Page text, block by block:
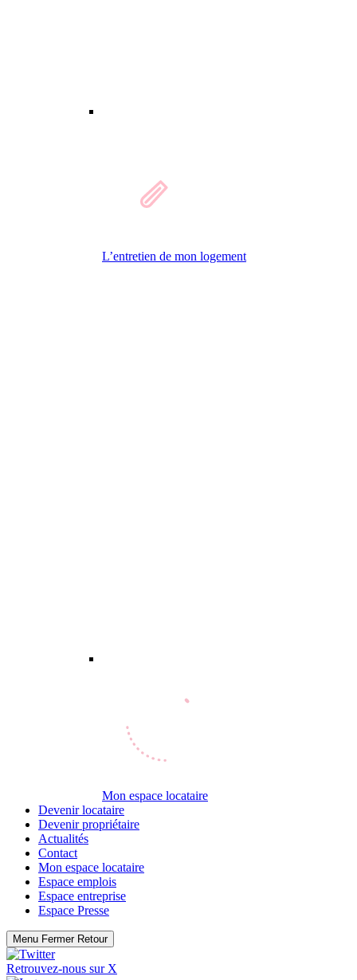
L’entretien de mon logement
Mon espace locataire
Devenir locataire
Devenir propriétaire
Actualités
Contact
Mon espace locataire
Espace emplois
Espace entreprise
Espace Presse
Menu Fermer Retour
Retrouvez-nous sur X